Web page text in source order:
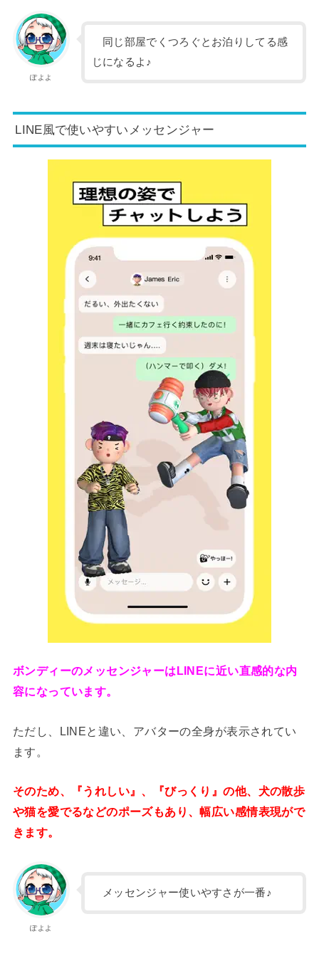
ぽよよ
同じ部屋でくつろぐとお泊りしてる感
じになるよ♪
LINE風で使いやすいメッセンジャー
ボンディーのメッセンジャーはLINEに近い直感的な内
容になっています。
ただし、LINEと違い、アバターの全身が表示されてい
ます。
そのため、『うれしい』、『びっくり』の他、犬の散歩
や猫を愛でるなどのポーズもあり、幅広い感情表現がで
きます。
ぽよよ
メッセンジャー使いやすさが一番♪